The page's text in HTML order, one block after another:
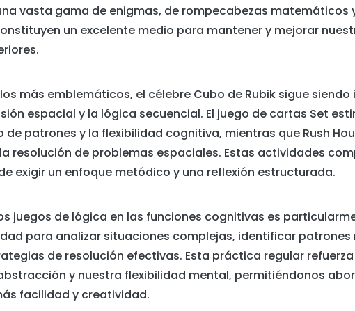
vasta gama de enigmas, de rompecabezas matemáticos
un excelente medio para mantener y mejorar
más emblemáticos, el célebre Cubo de Rubik sigue
espacial y la lógica secuencial. El juego de cartas Set
patrones y la flexibilidad cognitiva, mientras que Rush
resolución de problemas espaciales. Estas actividades
exigir un enfoque metódico y una reflexión estructurada.
juegos de lógica en las funciones cognitivas es
para analizar situaciones complejas, identificar patrones
de resolución efectivas. Esta práctica regular
y nuestra flexibilidad mental, permitiéndonos
facilidad y creatividad.